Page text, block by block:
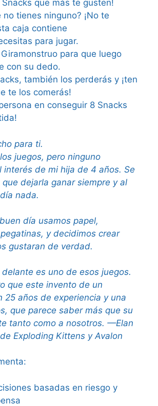
Snacks que más te gusten!
no tienes ninguno? ¡No te
caja contiene
para jugar.
para que luego
con su dedo.
también los perderás y ¡ten
te los comerás!
en conseguir 8 Snacks
para ti.
juegos, pero ninguno
de mi hija de 4 años. Se
dejarla ganar siempre y al
nada.
día usamos papel,
y decidimos crear
gustaran de verdad.
es uno de esos juegos.
que este invento de un
25 años de experiencia y una
que parece saber más que su
tanto como a nosotros. —Elan
Exploding Kittens y Avalon
basadas en riesgo y